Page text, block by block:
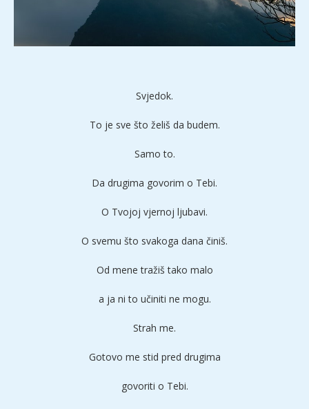
Svjedok.
To je sve što želiš da budem.
Samo to.
Da drugima govorim o Tebi.
O Tvojoj vjernoj ljubavi.
O svemu što svakoga dana činiš.
Od mene tražiš tako malo
a ja ni to učiniti ne mogu.
Strah me.
Gotovo me stid pred drugima
govoriti o Tebi.